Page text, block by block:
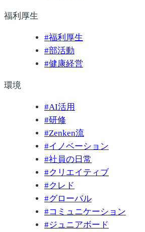
福利厚生
#福利厚生
#部活動
#健康経営
環境
#AI活用
#研修
#Zenken流
#イノベーション
#社員の日常
#クリエイティブ
#クレド
#グローバル
#コミュニケーション
#ジュニアボード